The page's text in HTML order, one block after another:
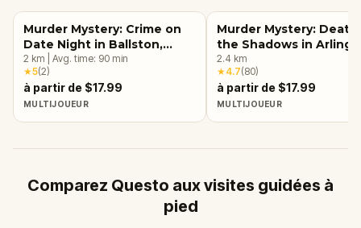
Murder Mystery: Crime on
Date Night in Ballston,
Arlington, VA
2 km Avg. time: 90 min
★5(2)
à partir de $17.99
MULTIJOUEUR
Murder Mystery: Death
the Shadows in
VA
2.4 km
★4.7(80)
à partir de $17.99
MULTIJOUEUR
Comparez Questo aux visites guidées à
pied